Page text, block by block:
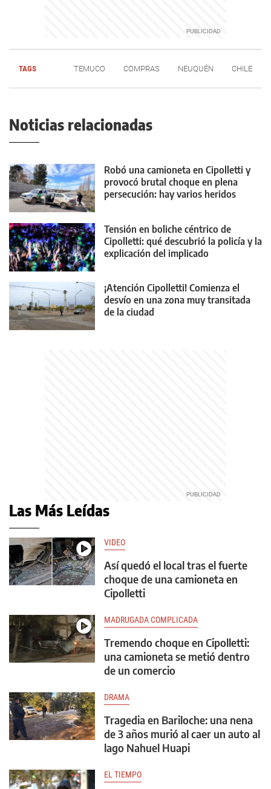
TAGS TEMUCO COMPRAS NEUQUÉN CHILE
Noticias relacionadas
Robó una camioneta en Cipolletti y
provocó brutal choque en plena
persecución: hay varios heridos
Tensión en boliche céntrico de
Cipolletti: qué descubrió la policía y la
explicación del implicado
¡Atención Cipolletti! Comienza el
desvío en una zona muy transitada
de la ciudad
Las Más Leídas
VIDEO
Así quedó el local tras el fuerte
choque de una camioneta en
Cipolletti
MADRUGADA COMPLICADA
Tremendo choque en Cipolletti:
una camioneta se metió dentro
de un comercio
DRAMA
Tragedia en Bariloche: una nena
de 3 años murió al caer un auto al
lago Nahuel Huapi
EL TIEMPO